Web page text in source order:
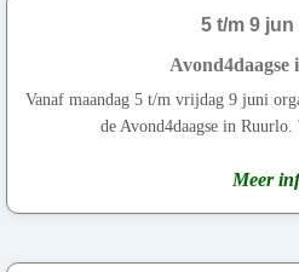
5 t/m 9 jun
Vanaf maandag 5 t/m vrijdag 9 juni
de Avond4daagse in Ruurlo.
Meer